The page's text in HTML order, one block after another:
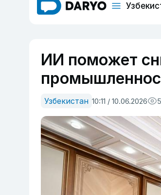
ИИ поможет
Узбекистан 10:11 / 10.06.2026